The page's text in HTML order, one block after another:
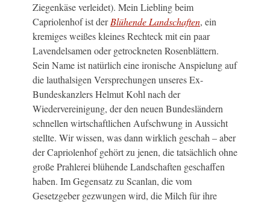
Ziegenkäse verleidet). Mein Liebling beim
Capriolenhof ist derBlühende Landschaften, ein
kremiges weißes kleines Rechteck mit ein paar
Lavendelsamen oder getrockneten Rosenblättern.
Sein Name ist natürlich eine ironische Anspielung auf
die lauthalsigen Versprechungen unseres Ex-
Bundeskanzlers Helmut Kohl nach der
Wiedervereinigung, der den neuen Bundesländern
schnellen wirtschaftlichen Aufschwung in Aussicht
stellte. Wir wissen, was dann wirklich geschah – aber
der Capriolenhof gehört zu jenen, die tatsächlich ohne
große Prahlerei blühende Landschaften geschaffen
haben. Im Gegensatz zu Scanlan, die vom
Gesetzgeber gezwungen wird, die Milch für ihre